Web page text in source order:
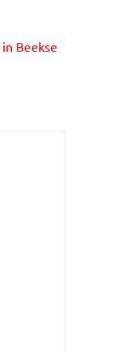
Beekse